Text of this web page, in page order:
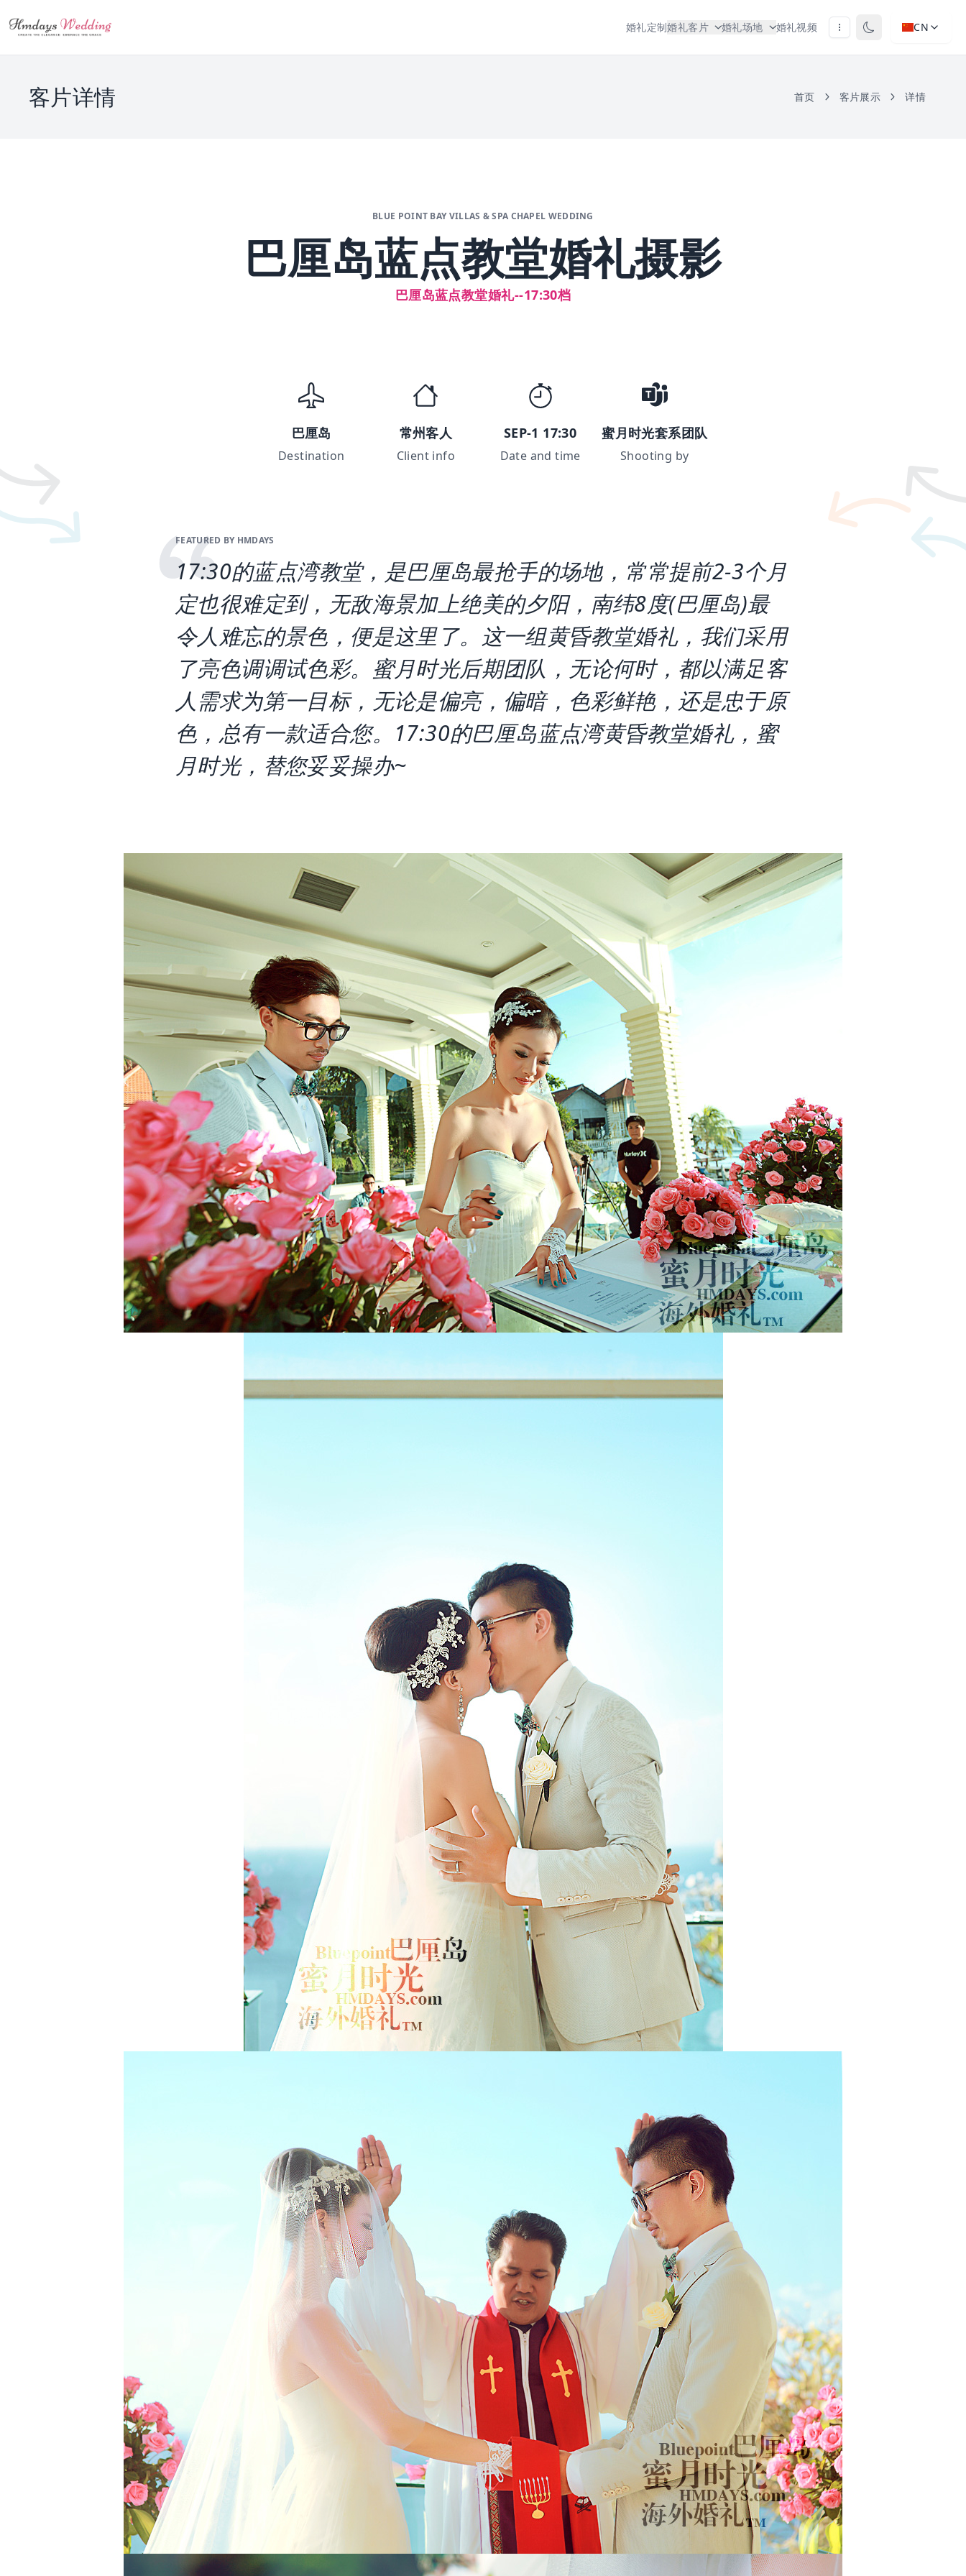
CN
婚礼定制婚礼客片 婚礼场地 婚礼视频
客片详情 首页 客片展示 详情
BLUE POINT BAY VILLAS & SPA CHAPEL WEDDING
巴厘岛蓝点教堂婚礼摄影
巴厘岛蓝点教堂婚礼--17:30档
巴厘岛
Destination
常州客人
Client info
SEP-1 17:30
Date and time
蜜月时光套系团队
Shooting by
FEATURED BY HMDAYS
17:30的蓝点湾教堂，是巴厘岛最抢手的场地，常常提前2-3个月
定也很难定到，无敌海景加上绝美的夕阳，南纬8度(巴厘岛)最
令人难忘的景色，便是这里了。这一组黄昏教堂婚礼，我们采用
了亮色调调试色彩。蜜月时光后期团队，无论何时，都以满足客
人需求为第一目标，无论是偏亮，偏暗，色彩鲜艳，还是忠于原
色，总有一款适合您。17:30的巴厘岛蓝点湾黄昏教堂婚礼，蜜
月时光，替您妥妥操办~